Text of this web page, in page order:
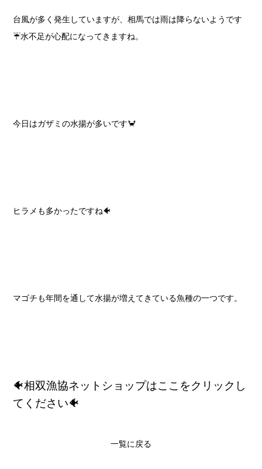
台風が多く発生していますが、相馬では雨は降らないようです
☔水不足が心配になってきますね。
今日はガザミの水揚が多いです🦀
ヒラメも多かったですね🐠
マゴチも年間を通して水揚が増えてきている魚種の一つです。
🐠相双漁協ネットショップはここをクリックし
てください🐠
一覧に戻る